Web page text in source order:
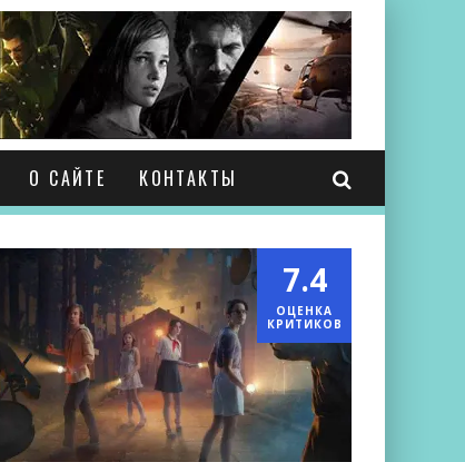
О САЙТЕ КОНТАКТЫ
7.4
ОЦЕНКА
КРИТИКОВ